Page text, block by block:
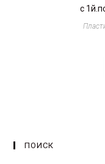
с
ПОИСК